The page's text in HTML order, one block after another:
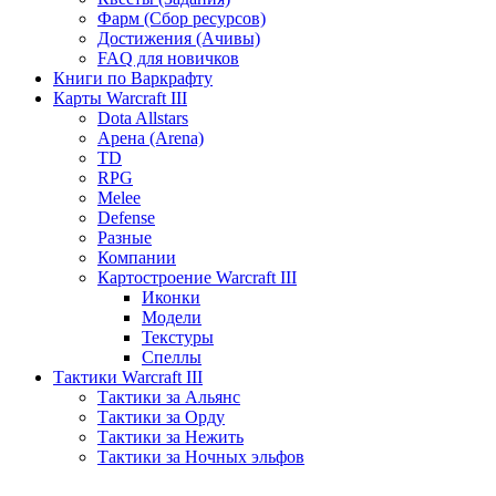
Фарм (Сбор ресурсов)
Достижения (Ачивы)
FAQ для новичков
Книги по Варкрафту
Карты Warcraft III
Dota Allstars
Арена (Arena)
TD
RPG
Melee
Defense
Разные
Компании
Картостроение Warcraft III
Иконки
Модели
Текстуры
Спеллы
Тактики Warcraft III
Тактики за Альянс
Тактики за Орду
Тактики за Нежить
Тактики за Ночных эльфов